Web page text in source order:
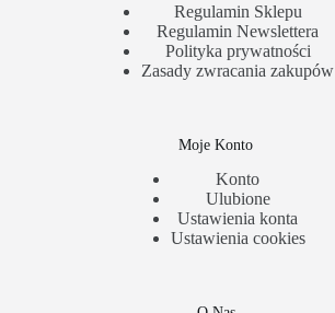
Regulamin Sklepu
Regulamin Newslettera
Polityka prywatności
Zasady zwracania zakupów
Moje Konto
Konto
Ulubione
Ustawienia konta
Ustawienia cookies